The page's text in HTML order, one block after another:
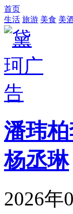
首页
生活 旅游 美食 美
潘玮
杨丞琳
2026年